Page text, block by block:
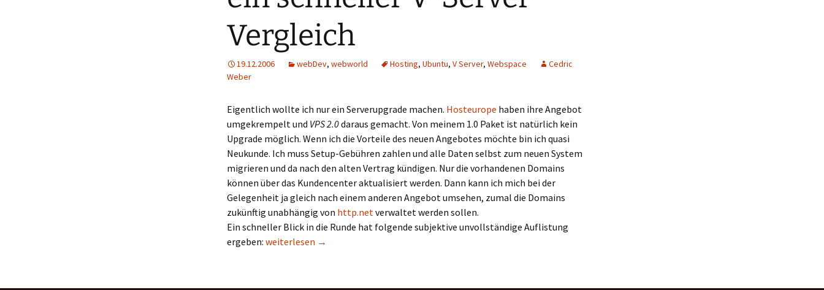
Vergleich
19.12.2006 webDev, webworld Hosting, Ubuntu, V Server, Webspace
Cedric
Weber
Eigentlich wollte ich nur ein Serverupgrade machen. Hosteurope haben ihre Angebot
umgekrempelt und VPS 2.0daraus gemacht. Von meinem 1.0 Paket ist natürlich kein
Upgrade möglich. Wenn ich die Vorteile des neuen Angebotes möchte bin ich quasi
Neukunde. Ich muss Setup-Gebühren zahlen und alle Daten selbst zum neuen System
migrieren und da nach den alten Vertrag kündigen. Nur die vorhandenen Domains
können über das Kundencenter aktualisiert werden. Dann kann ich mich bei der
Gelegenheit ja gleich nach einem anderen Angebot umsehen, zumal die Domains
zukünftig unabhängig von http.netverwaltet werden sollen.
Ein schneller Blick in die Runde hat folgende subjektive unvollständige Auflistung
ergeben: ein schneller V-Server Vergleich
weiterlesen →